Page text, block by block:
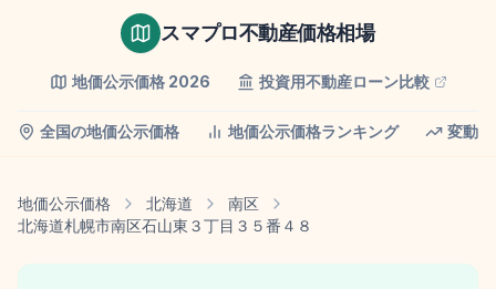
スマプロ不動産価格相場
地価公示価格 2026 投資用不動産ローン比較
全国の地価公示価格 地価公示価格ランキング 変動
地価公示価格 北海道
南区
北海道札幌市南区石山東３丁目３５番４８